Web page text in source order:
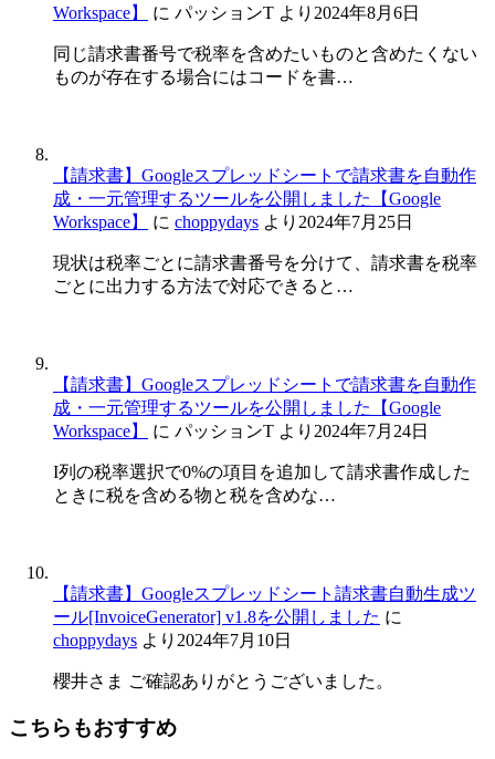
Workspace】
に パッションT より 2024年8月6日
同じ請求書番号で税率を含めたいものと含めたくない
ものが存在する場合にはコードを書…
【請求書】Googleスプレッドシートで請求書を自動作
成・一元管理するツールを公開しました【Google
Workspace】
に choppydays より 2024年7月25日
現状は税率ごとに請求書番号を分けて、請求書を税率
ごとに出力する方法で対応できると…
【請求書】Googleスプレッドシートで請求書を自動作
成・一元管理するツールを公開しました【Google
Workspace】
に パッションT より 2024年7月24日
I列の税率選択で0%の項目を追加して請求書作成した
ときに税を含める物と税を含めな…
【請求書】Googleスプレッドシート請求書自動生成ツ
ール[InvoiceGenerator] v1.8を公開しました に
choppydays より 2024年7月10日
櫻井さま ご確認ありがとうございました。
こちらもおすすめ